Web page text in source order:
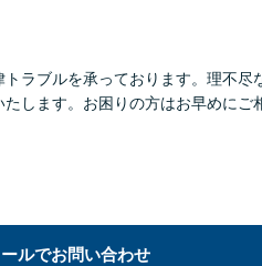
ラブルを承っております。理不尽
します。お困りの方はお早めにご
ールでお問い合わせ